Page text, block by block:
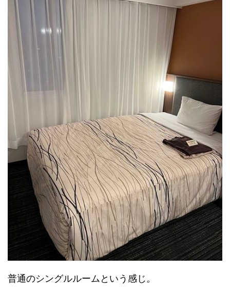
普通のシングルルームという感じ。